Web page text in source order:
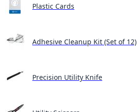
Plastic Cards
Adhesive Cleanup Kit (Set of 12)
Precision Utility Knife